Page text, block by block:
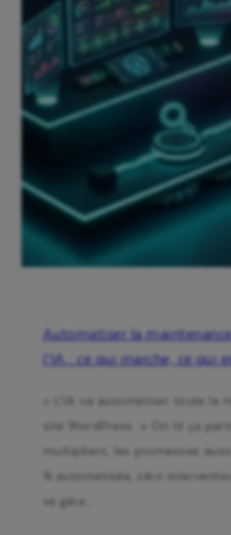
Automatiser la
l’IA : ce qui marche, ce qui
« L’IA va automatiser toute la
site WordPress. » On lit ça
multiplient, les promesses
% automatisée, zéro
se gère…